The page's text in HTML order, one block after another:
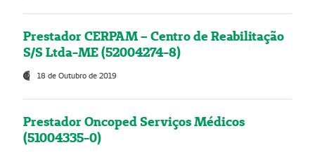
Prestador CERPAM – Centro de Reabilitação
S/S Ltda-ME (52004274-8)
18 de Outubro de 2019
Prestador Oncoped Serviços Médicos
(51004335-0)